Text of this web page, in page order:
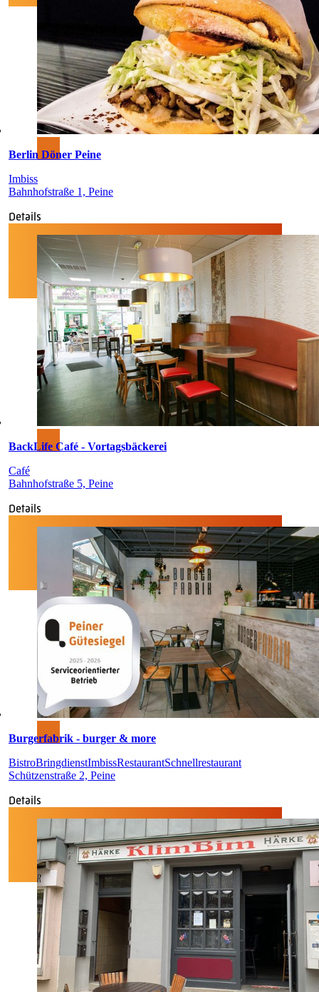
Berlin Döner Peine
Imbiss
Bahnhofstraße 1, Peine
Details
BackLife Café - Vortagsbäckerei
Café
Bahnhofstraße 5, Peine
Details
Burgerfabrik - burger & more
BistroBringdienstImbissRestaurantSchnellrestaurant
Schützenstraße 2, Peine
Details